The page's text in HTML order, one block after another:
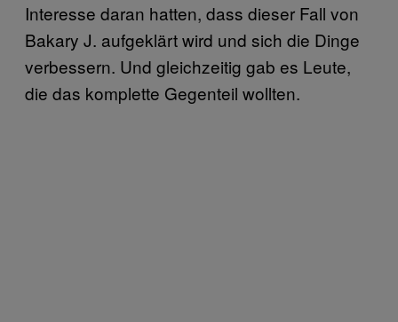
Interesse daran hatten, dass dieser Fall von
Bakary J. aufgeklärt wird und sich die Dinge
verbessern. Und gleichzeitig gab es Leute,
die das komplette Gegenteil wollten.